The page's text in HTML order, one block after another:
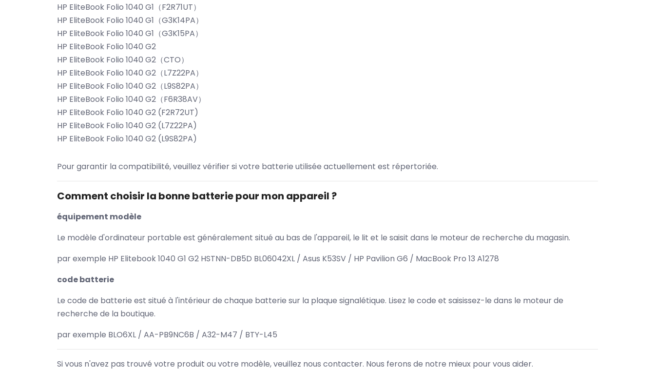
HP EliteBook Folio 1040 G1（F2R71UT）
HP EliteBook Folio 1040 G1（G3K14PA）
HP EliteBook Folio 1040 G1（G3K15PA）
HP EliteBook Folio 1040 G2
HP EliteBook Folio 1040 G2（CTO）
HP EliteBook Folio 1040 G2（L7Z22PA）
HP EliteBook Folio 1040 G2（L9S82PA）
HP EliteBook Folio 1040 G2（F6R38AV）
HP EliteBook Folio 1040 G2 (F2R72UT)
HP EliteBook Folio 1040 G2 (L7Z22PA)
HP EliteBook Folio 1040 G2 (L9S82PA)
Pour garantir la compatibilité, veuillez vérifier si votre batterie utilisée actuellement est répertoriée.
Comment choisir la bonne batterie pour mon appareil ?
équipement modèle
Le modèle d'ordinateur portable est généralement situé au bas de l'appareil, le lit et le saisit dans le moteur de recherche du magasin.
par exemple HP Elitebook 1040 G1 G2 HSTNN-DB5D BL06042XL / Asus K53SV / HP Pavilion G6 / MacBook Pro 13 A1278
code batterie
Le code de batterie est situé à l'intérieur de chaque batterie sur la plaque signalétique. Lisez le code et saisissez-le dans le moteur de
recherche de la boutique.
par exemple BLO6XL / AA-PB9NC6B / A32-M47 / BTY-L45
Si vous n'avez pas trouvé votre produit ou votre modèle, veuillez nous contacter. Nous ferons de notre mieux pour vous aider.